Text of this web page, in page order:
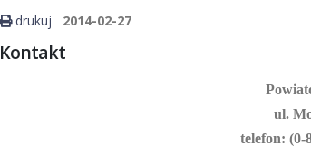
drukuj 2014-02-27
Kontakt
ul.
telefon: (0-